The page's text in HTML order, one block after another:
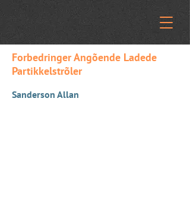
Forbedringer Angõende Ladede
Partikkelstrõler
Sanderson Allan